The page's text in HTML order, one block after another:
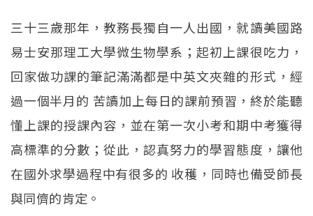
三十三歲那年，教務長獨自一人出國，就讀美國路
易士安那理工大學微生物學系；起初上課很吃力，
回家做功課的筆記滿滿都是中英文夾雜的形式，經
過一個半月的 苦讀加上每日的課前預習，終於能聽
懂上課的授課內容，並在第一次小考和期中考獲得
高標準的分數；從此，認真努力的學習態度，讓他
在國外求學過程中有很多的 收穫，同時也備受師長
與同儕的肯定。